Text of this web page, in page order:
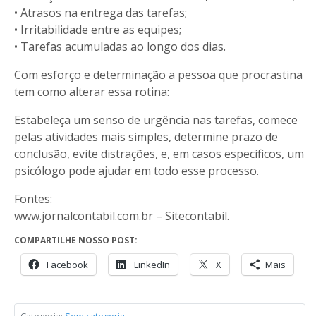
• Atrasos na entrega das tarefas;
• Irritabilidade entre as equipes;
• Tarefas acumuladas ao longo dos dias.
Com esforço e determinação a pessoa que procrastina
tem como alterar essa rotina:
Estabeleça um senso de urgência nas tarefas, comece
pelas atividades mais simples, determine prazo de
conclusão, evite distrações, e, em casos específicos, um
psicólogo pode ajudar em todo esse processo.
Fontes:
www.jornalcontabil.com.br – Sitecontabil.
COMPARTILHE NOSSO POST:
Facebook LinkedIn X Mais